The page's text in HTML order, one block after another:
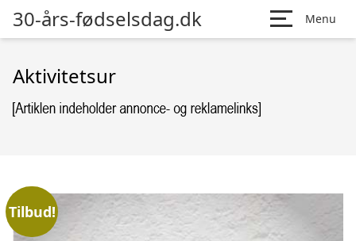
30-års-fødselsdag.dk Menu
Aktivitetsur
Tilbud!